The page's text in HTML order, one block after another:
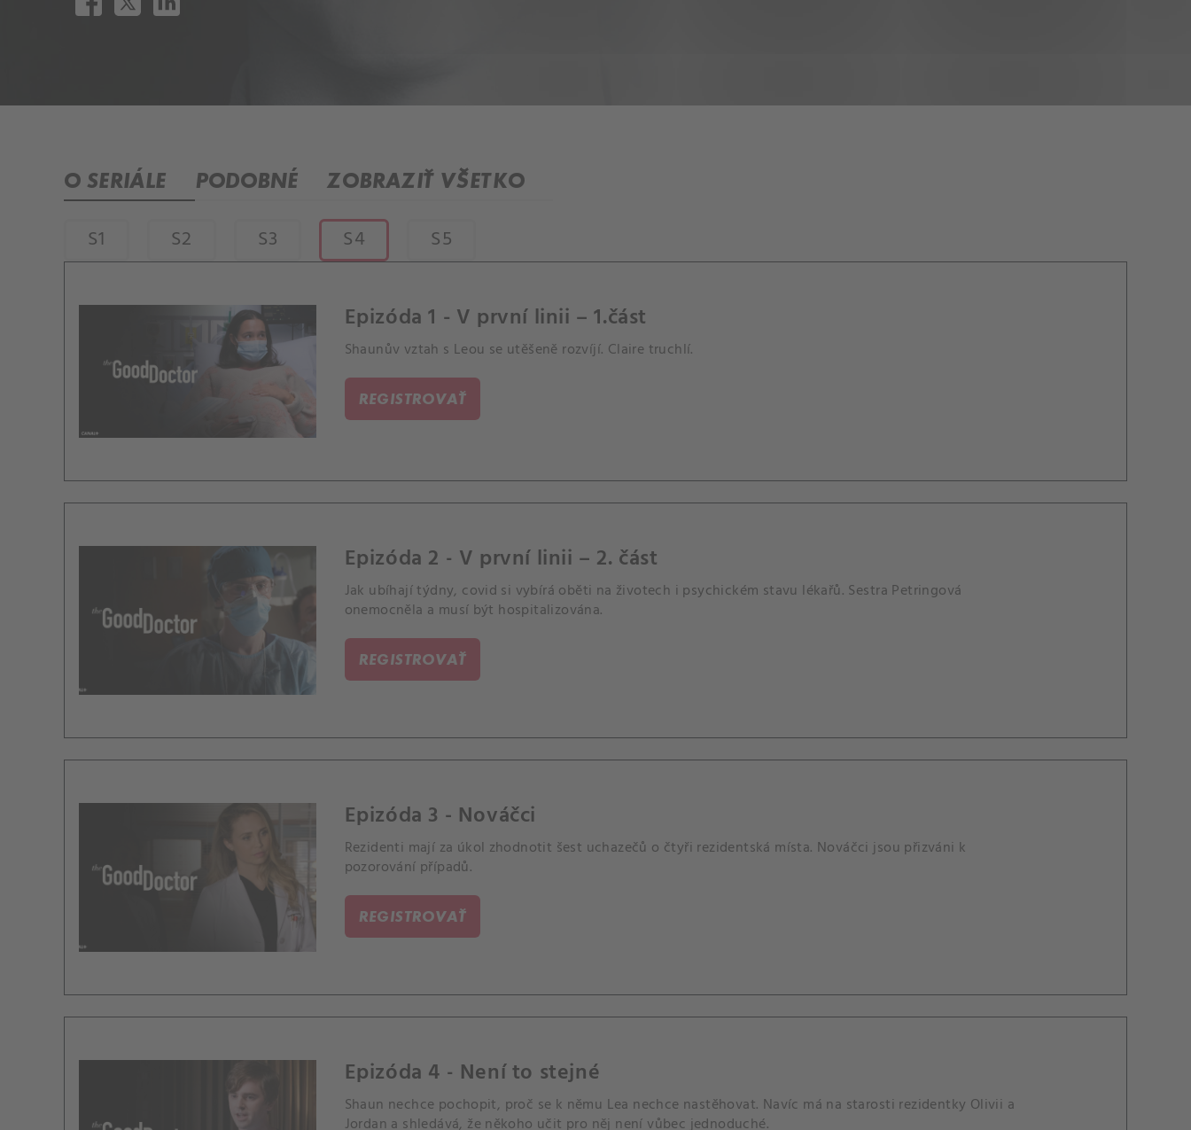
O SERIÁLE PODOBNÉ ZOBRAZIŤ VŠETKO
S1 S2 S3 S4 S5
Epizóda 1 - V první linii – 1.část
Shaunův vztah s Leou se utěšeně rozvíjí. Claire truchlí.
REGISTROVAŤ
Epizóda 2 - V první linii – 2. část
Jak ubíhají týdny, covid si vybírá oběti na životech i psychickém stavu lékařů. Sestra Petringová
onemocněla a musí být hospitalizována.
REGISTROVAŤ
Epizóda 3 - Nováčci
Rezidenti mají za úkol zhodnotit šest uchazečů o čtyři rezidentská místa. Nováčci jsou přizváni k
pozorování případů.
REGISTROVAŤ
Epizóda 4 - Není to stejné
Shaun nechce pochopit, proč se k němu Lea nechce nastěhovat. Navíc má na starosti rezidentky Olivii a
Jordan a shledává, že někoho učit pro něj není vůbec jednoduché.